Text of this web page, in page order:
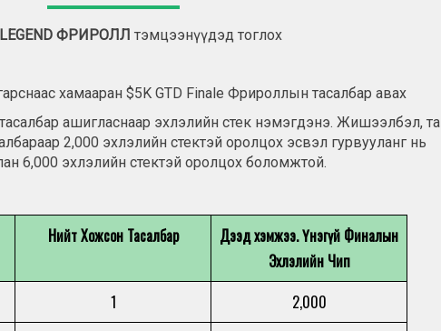
LEGEND ФРИРОЛЛ тэмцээнүүдэд тоглох
хамааран $5K GTD Finale Фрироллын тасалбар авах
ашигласнаар эхлэлийн стек нэмэгдэнэ. Жишээлбэл, та
2,000 эхлэлийн стектэй оролцох эсвэл гурвууланг нь
6,000 эхлэлийн стектэй оролцох боломжтой.
Нийт Хожсон Тасалбар
Дээд хэмжээ. Үнэгүй Финалын
Эхлэлийн Чип
1
2,000